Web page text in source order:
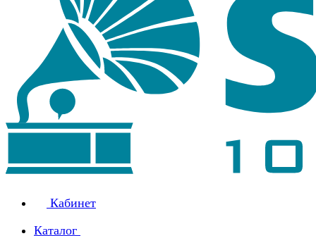
Кабинет
Каталог